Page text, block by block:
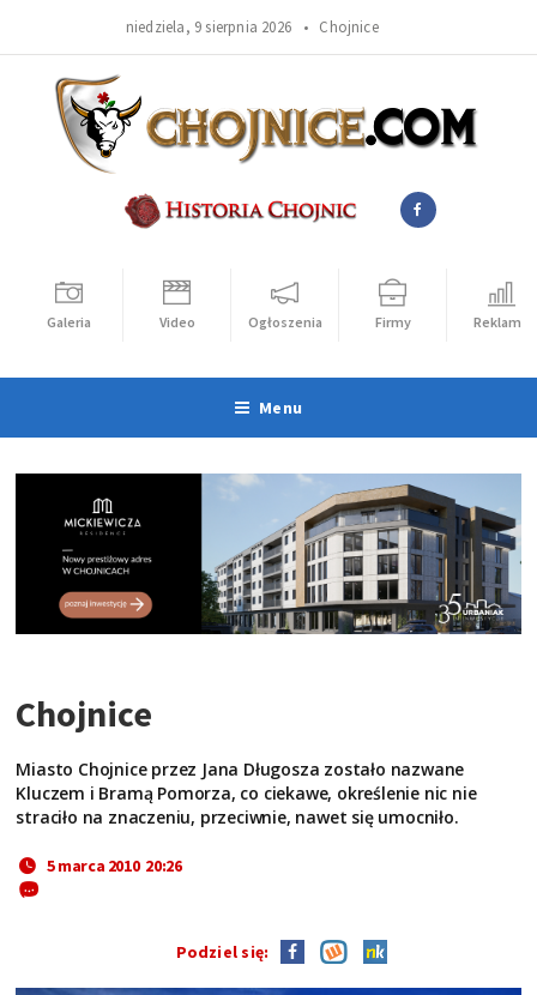
niedziela, 9 sierpnia 2026 • Chojnice
Galeria Video Ogłoszenia Firmy Reklama
Menu
Chojnice
Miasto Chojnice przez Jana Długosza zostało nazwane
Kluczem i Bramą Pomorza, co ciekawe, określenie nic nie
straciło na znaczeniu, przeciwnie, nawet się umocniło.
5 marca 2010 20:26
Podziel się: